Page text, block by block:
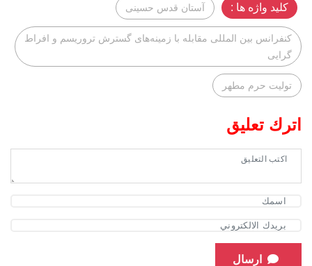
کلید واژه ها : آستان قدس حسینی
کنفرانس بین المللی مقابله با زمینه‌های گسترش تروریسم و افراط
گرایی
تولیت حرم مطهر
اترك تعليق
ارسال